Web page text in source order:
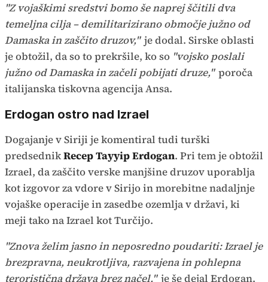
"Z vojaškimi sredstvi bomo še naprej ščitili dva
temeljna cilja – demilitarizirano območje južno od
Damaska in zaščito druzov," je dodal. Sirske oblasti
je obtožil, da so to prekršile, ko so "vojsko poslali
južno od Damaska in začeli pobijati druze," poroča
italijanska tiskovna agencija Ansa.
Erdogan ostro nad Izrael
Dogajanje v Siriji je komentiral tudi turški
predsednikRecep Tayyip Erdogan. Pri tem je obtožil
Izrael, da zaščito verske manjšine druzov uporablja
kot izgovor za vdore v Sirijo in morebitne nadaljnje
vojaške operacije in zasedbe ozemlja v državi, ki
meji tako na Izrael kot Turčijo.
"Znova želim jasno in neposredno poudariti: Izrael je
brezpravna, neukrotljiva, razvajena in pohlepna
teroristična država brez načel," je še dejal Erdogan.